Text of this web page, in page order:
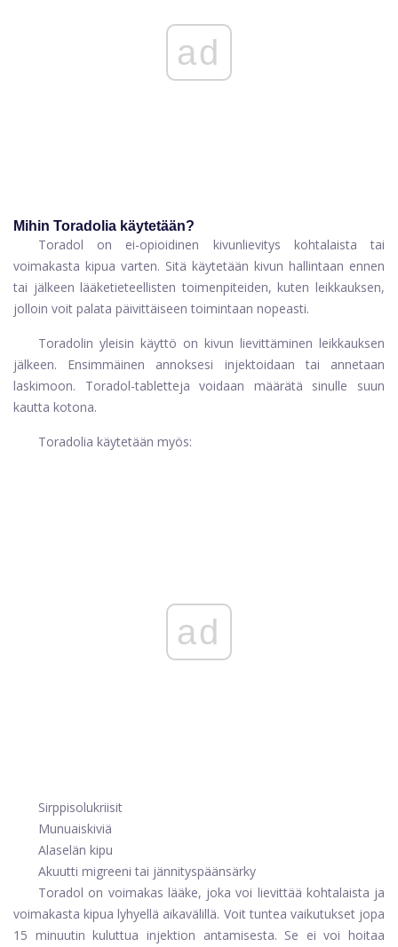
ad
Mihin Toradolia käytetään?
Toradol on ei-opioidinen kivunlievitys kohtalaista tai
voimakasta kipua varten. Sitä käytetään kivun hallintaan ennen
tai jälkeen lääketieteellisten toimenpiteiden, kuten leikkauksen,
jolloin voit palata päivittäiseen toimintaan nopeasti.
Toradolin yleisin käyttö on kivun lievittäminen leikkauksen
jälkeen. Ensimmäinen annoksesi injektoidaan tai annetaan
laskimoon. Toradol-tabletteja voidaan määrätä sinulle suun
kautta kotona.
Toradolia käytetään myös:
ad
Sirppisolukriisit
Munuaiskiviä
Alaselän kipu
Akuutti migreeni tai jännityspäänsärky
Toradol on voimakas lääke, joka voi lievittää kohtalaista ja
voimakasta kipua lyhyellä aikavälillä. Voit tuntea vaikutukset jopa
15 minuutin kuluttua injektion antamisesta. Se ei voi hoitaa